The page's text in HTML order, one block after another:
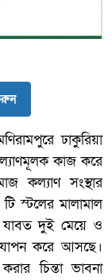
ঢাকুরিয়া
কাজ করে
কল্যাণ সংস্থার
স্টলের মালামাল
যাবত দুই মেয়ে ও
করে আসছে।
চিন্তা ভাবনা